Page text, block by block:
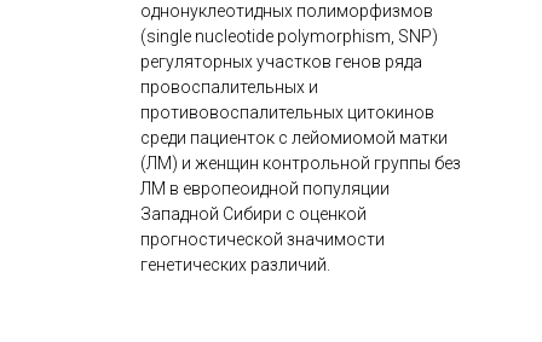
однонуклеотидных полиморфизмов
(single nucleotide polymorphism, SNP)
регуляторных участков генов ряда
провоспалительных и
противовоспалительных цитокинов
среди пациенток с лейомиомой матки
(ЛМ) и женщин контрольной группы без
ЛМ в европеоидной популяции
Западной Сибири с оценкой
прогностической значимости
генетических различий.